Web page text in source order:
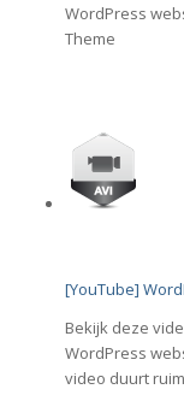
WordPress
Theme
[YouTube]
Bekijk deze
WordPress
video duurt